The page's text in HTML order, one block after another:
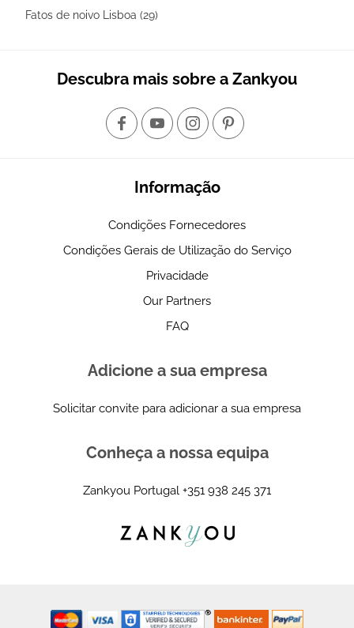
Fatos de noivo Lisboa (29)
Descubra mais sobre a Zankyou
Informação
Condições Fornecedores
Condições Gerais de Utilização do Serviço
Privacidade
Our Partners
FAQ
Adicione a sua empresa
Solicitar convite para adicionar a sua empresa
Conheça a nossa equipa
Zankyou Portugal +351 938 245 371